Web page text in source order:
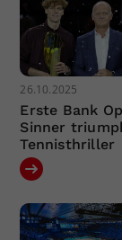
26.10.2025
Erste Bank
Sinner
Tennisthriller